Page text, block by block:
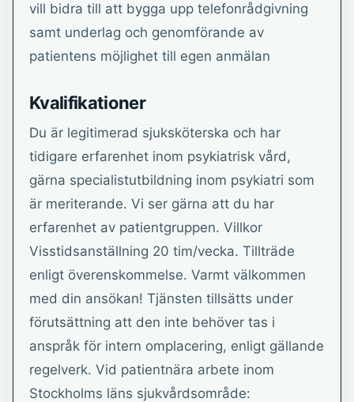
vill bidra till att bygga upp telefonrådgivning
samt underlag och genomförande av
patientens möjlighet till egen anmälan
Kvalifikationer
Du är legitimerad sjuksköterska och har
tidigare erfarenhet inom psykiatrisk vård,
gärna specialistutbildning inom psykiatri som
är meriterande. Vi ser gärna att du har
erfarenhet av patientgruppen. Villkor
Visstidsanställning 20 tim/vecka. Tillträde
enligt överenskommelse. Varmt välkommen
med din ansökan! Tjänsten tillsätts under
förutsättning att den inte behöver tas i
anspråk för intern omplacering, enligt gällande
regelverk. Vid patientnära arbete inom
Stockholms läns sjukvårdsområde: